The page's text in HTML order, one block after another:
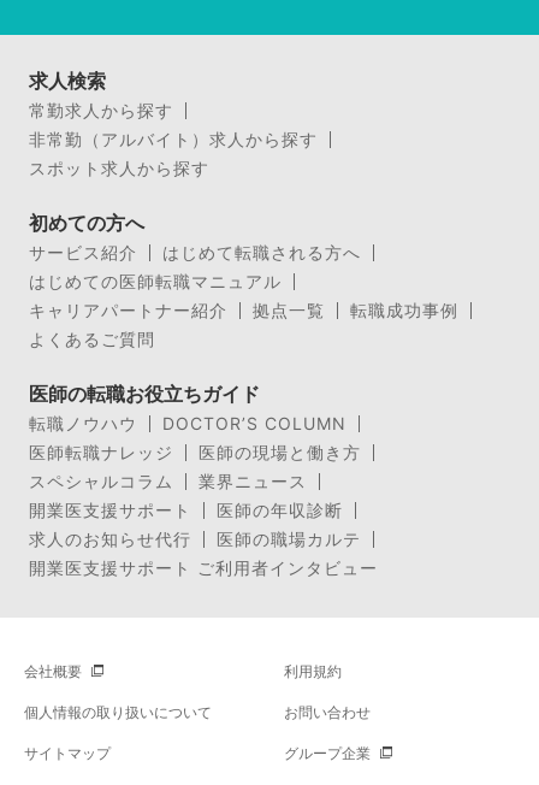
求人検索
常勤求人から探す
非常勤（アルバイト）求人から探す
スポット求人から探す
初めての方へ
サービス紹介
はじめて転職される方へ
はじめての医師転職マニュアル
キャリアパートナー紹介
拠点一覧
転職成功事例
よくあるご質問
医師の転職お役立ちガイド
転職ノウハウ
DOCTOR’S COLUMN
医師転職ナレッジ
医師の現場と働き方
スペシャルコラム
業界ニュース
開業医支援サポート
医師の年収診断
求人のお知らせ代行
医師の職場カルテ
開業医支援サポート ご利用者インタビュー
会社概要 利用規約
個人情報の取り扱いについて お問い合わせ
サイトマップ グループ企業